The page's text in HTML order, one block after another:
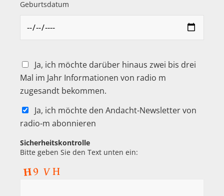
Geburtsdatum
Ja, ich möchte darüber hinaus zwei bis drei
Mal im Jahr Informationen von radio m
zugesandt bekommen.
Ja, ich möchte den Andacht-Newsletter von
radio-m abonnieren
Sicherheitskontrolle
Bitte geben Sie den Text unten ein: